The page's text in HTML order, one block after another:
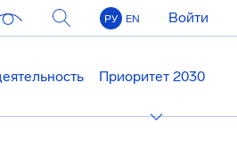
РУ EN Войти
Приоритет 2030